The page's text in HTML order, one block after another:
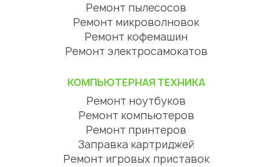
Ремонт пылесосов
Ремонт микроволновок
Ремонт кофемашин
Ремонт электросамокатов
КОМПЬЮТЕРНАЯ ТЕХНИКА
Ремонт ноутбуков
Ремонт компьютеров
Ремонт принтеров
Заправка картриджей
Ремонт игровых приставок